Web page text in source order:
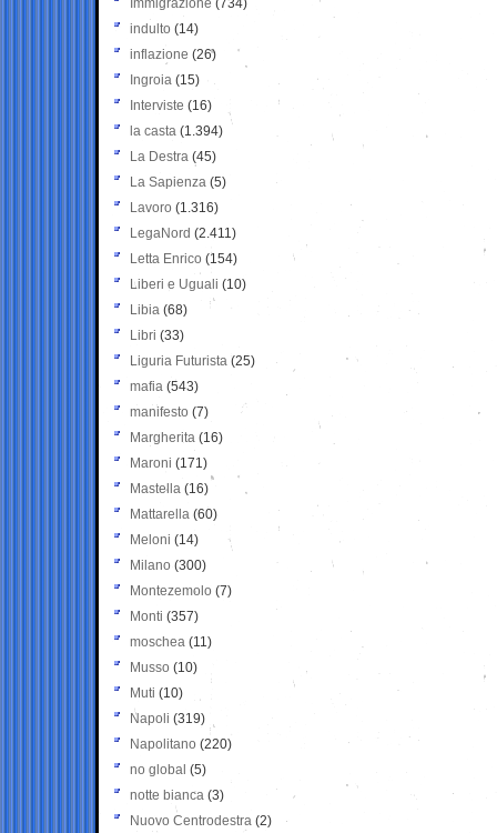
Immigrazione (734)
indulto (14)
inflazione (26)
Ingroia (15)
Interviste (16)
la casta (1.394)
La Destra (45)
La Sapienza (5)
Lavoro (1.316)
LegaNord (2.411)
Letta Enrico (154)
Liberi e Uguali (10)
Libia (68)
Libri (33)
Liguria Futurista (25)
mafia (543)
manifesto (7)
Margherita (16)
Maroni (171)
Mastella (16)
Mattarella (60)
Meloni (14)
Milano (300)
Montezemolo (7)
Monti (357)
moschea (11)
Musso (10)
Muti (10)
Napoli (319)
Napolitano (220)
no global (5)
notte bianca (3)
Nuovo Centrodestra (2)